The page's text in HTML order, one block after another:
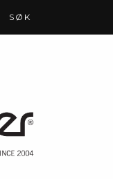
SØK